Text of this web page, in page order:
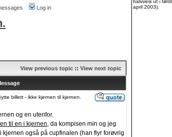
Log in
View previous topic :: View next topic
billett - ikke kjernen til kjernen.
og en utenfor.
til en i kjernen, da kompisen min og jeg
også på cupfinalen (han flyr forøvrig
halvveis ut i
april 2003).